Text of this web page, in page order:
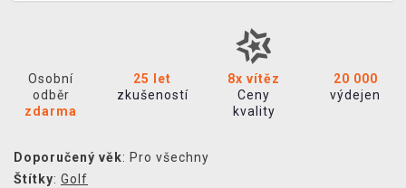
Osobní
odběr
zdarma
25 let
zkušeností
8x vítěz
Ceny
kvality
20 000
výdejen
Doporučený věk: Pro všechny
Štítky: Golf